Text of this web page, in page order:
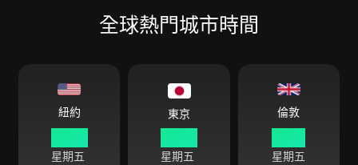
全球熱門城市時間
紐約
星期五
東京
星期五
倫敦
星期五